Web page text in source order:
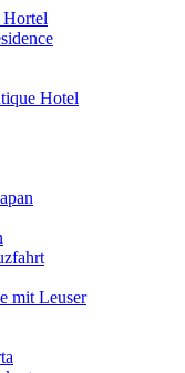
Hotel
mit Leuser